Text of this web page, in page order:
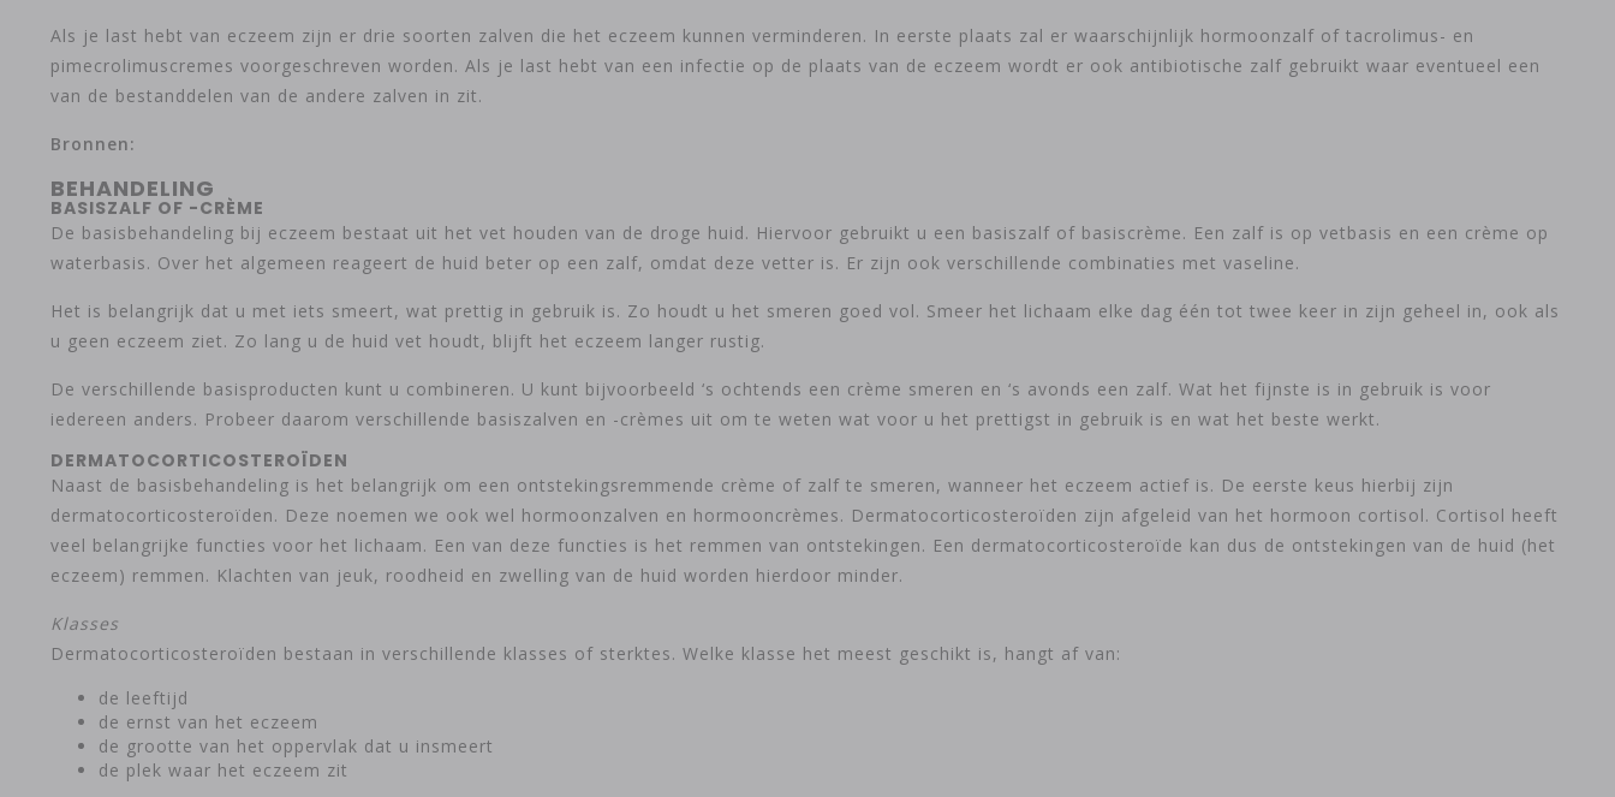
Als je last hebt van eczeem zijn er drie soorten zalven die het eczeem kunnen verminderen. In eerste plaats zal er waarschijnlijk hormoonzalf of tacrolimus- en
pimecrolimuscremes voorgeschreven worden. Als je last hebt van een infectie op de plaats van de eczeem wordt er ook antibiotische zalf gebruikt waar eventueel een
van de bestanddelen van de andere zalven in zit.
Bronnen:
BEHANDELING
BASISZALF OF -CRÈME
De basisbehandeling bij eczeem bestaat uit het vet houden van de droge huid. Hiervoor gebruikt u een basiszalf of basiscrème. Een zalf is op vetbasis en een crème op
waterbasis. Over het algemeen reageert de huid beter op een zalf, omdat deze vetter is. Er zijn ook verschillende combinaties met vaseline.
Het is belangrijk dat u met iets smeert, wat prettig in gebruik is. Zo houdt u het smeren goed vol. Smeer het lichaam elke dag één tot twee keer in zijn geheel in, ook als
u geen eczeem ziet. Zo lang u de huid vet houdt, blijft het eczeem langer rustig.
De verschillende basisproducten kunt u combineren. U kunt bijvoorbeeld ‘s ochtends een crème smeren en ‘s avonds een zalf. Wat het fijnste is in gebruik is voor
iedereen anders. Probeer daarom verschillende basiszalven en -crèmes uit om te weten wat voor u het prettigst in gebruik is en wat het beste werkt.
DERMATOCORTICOSTEROÏDEN
Naast de basisbehandeling is het belangrijk om een ontstekingsremmende crème of zalf te smeren, wanneer het eczeem actief is. De eerste keus hierbij zijn
dermatocorticosteroïden. Deze noemen we ook wel hormoonzalven en hormooncrèmes. Dermatocorticosteroïden zijn afgeleid van het hormoon cortisol. Cortisol heeft
veel belangrijke functies voor het lichaam. Een van deze functies is het remmen van ontstekingen. Een dermatocorticosteroïde kan dus de ontstekingen van de huid (het
eczeem) remmen. Klachten van jeuk, roodheid en zwelling van de huid worden hierdoor minder.
Klasses
Dermatocorticosteroïden bestaan in verschillende klasses of sterktes. Welke klasse het meest geschikt is, hangt af van:
de leeftijd
de ernst van het eczeem
de grootte van het oppervlak dat u insmeert
de plek waar het eczeem zit